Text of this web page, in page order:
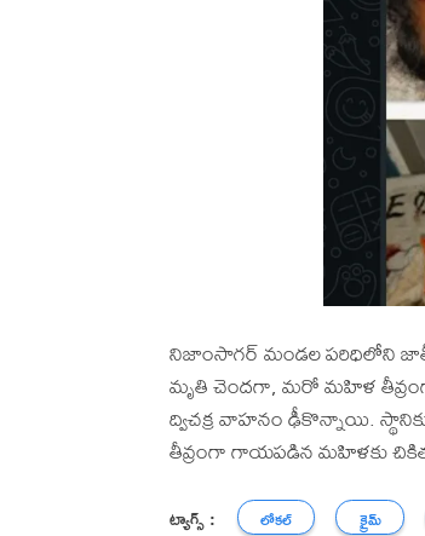
నిజాంసాగర్ మండల పరిధిలోని
మృతి చెందగా, మరో మహిళ
ద్విచక్ర వాహనం ఢీకొన్నాయి.
తీవ్రంగా గాయపడిన మహిళకు చికిత్స
ట్యాగ్స్ : లోకల్ క్రైమ్